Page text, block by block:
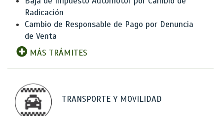
Radicación
Cambio de Responsable de Pago por Denuncia
de Venta
MÁS TRÁMITES
TRANSPORTE Y MOVILIDAD